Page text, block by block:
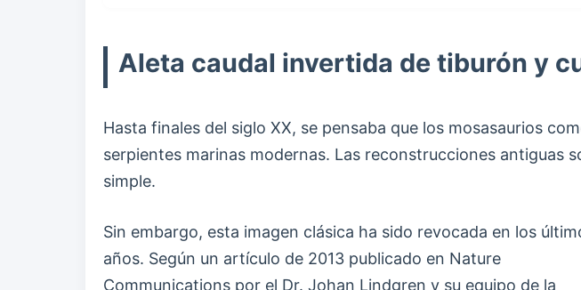
Aleta caudal invertida de tiburón y
Hasta finales del siglo XX, se pensaba que los mosasaurios
serpientes marinas modernas. Las reconstrucciones antiguas
simple.
Sin embargo, esta imagen clásica ha sido revocada en los
años. Según un artículo de 2013 publicado en Nature
Communications por el Dr. Johan Lindgren y su equipo de la